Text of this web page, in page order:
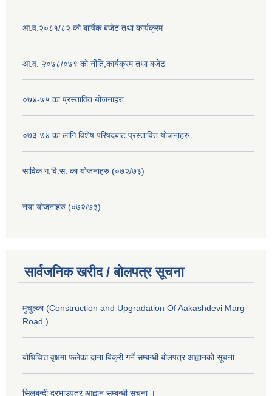
आ.व.२०८१/८२ को बार्षिक बजेट तथा कार्यक्रम
आ.व. २०७८/०७९ को नीति,कार्यक्रम तथा बजेट
०७४-७५ का प्रस्तावित योजनाहरु
०७३-७४ का लागि विशेष परिषदबाट प्रस्तावित योजनाहरु
साविक ग,वि.स. का योजनाहरु (०७२/७३)
नया योजनाहरु (०७२/७३)
सार्वजनिक खरीद / बोलपत्र सूचना
मुचुल्का (Construction and Upgradation Of Aakashdevi Marg
Road )
बोधिचित्त वृक्षमा फलेका दाना बिक्री गर्ने सम्बन्धी बोलपत्र आह्वानको सूचना
सिलबन्दी दरभाउपत्र आह्वान सम्बन्धी सूचना ।